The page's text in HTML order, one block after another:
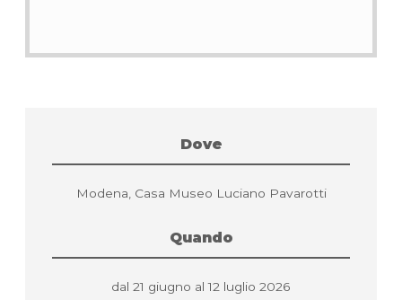
Dove
Modena, Casa Museo Luciano Pavarotti
Quando
dal 21 giugno al 12 luglio 2026